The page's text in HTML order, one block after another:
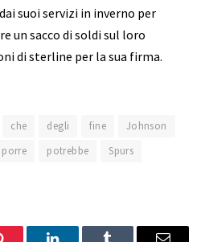
suoi servizi in inverno per
un sacco di soldi sul loro
di sterline per la sua firma.
che degli fine
Johnson
porre potrebbe
Spurs